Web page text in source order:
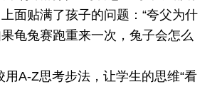
上面贴满了孩子的问题：“夸父为什
果龟兔赛跑重来一次，兔子会怎么
用A-Z思考步法，让学生的思维“看